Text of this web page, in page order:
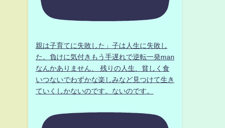
親は子育てに失敗した」子は人生に失敗し
た。負けに気付きもう手遅れで逆転一発man
なんかありません、 残りの人生、貧しく食
いつないでわずかな楽しみなど見つけて生き
ていくしかないのです。ないのです。